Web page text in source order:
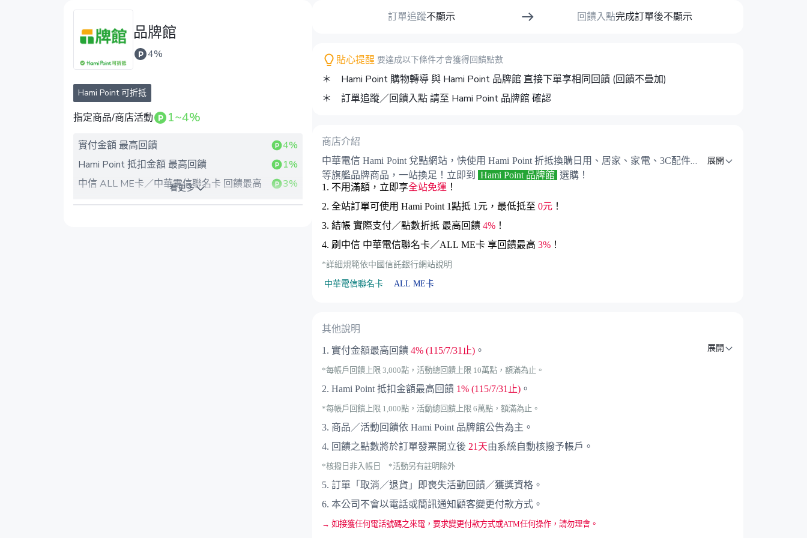
品牌館
4%
Hami Point 可折抵
指定商品/商店活動 1~4%
實付金額 最高回饋
4%
Hami Point 抵扣金額 最高回饋
1%
中信 ALL ME卡／中華電信聯名卡 回饋最高
3%
看更多
訂單追蹤不顯示 回饋入點完成訂單後不顯示
貼心提醒 要達成以下條件才會獲得回饋點數
＊ Hami Point 購物轉導 與 Hami Point 品牌館 直接下單享相同回饋 (回饋不疊加)
＊ 訂單追蹤／回饋入點 請至 Hami Point 品牌館 確認
商店介紹
中華電信 Hami Point 兌點網站，快使用 Hami Point 折抵換購日用、居家、家電、3C配件...
等旗艦品牌商品，一站換足！立即到
Hami Point 品牌館 選購！
1. 不用滿額，立即享全站免運 ！
2. 全站訂單可使用 Hami Point 1點抵 1元，最低抵至 0元 ！
3. 結帳 實際支付／點數折抵 最高回饋 4% ！
4. 刷中信 中華電信聯名卡／ALL ME卡 享回饋最高 3% ！
*詳細規範依中國信託銀行網站說明
中華電信聯名卡 ALL ME卡
展開
其他說明
1. 實付金額最高回饋 4% (115/7/31止) 。
*每帳戶回饋上限 3,000點，活動總回饋上限 10萬點，額滿為止。
2. Hami Point 抵扣金額最高回饋 1% (115/7/31止) 。
*每帳戶回饋上限 1,000點，活動總回饋上限 6萬點，額滿為止。
3. 商品／活動回饋依 Hami Point 品牌館公告為主。
4. 回饋之點數將於訂單發票開立後 21天由系統自動核撥予帳戶。
*核撥日非入帳日 *活動另有註明除外
5. 訂單「取消／退貨」即喪失活動回饋／獲獎資格。
6. 本公司不會以電話或簡訊通知顧客變更付款方式。
→ 如接獲任何電話號碼之來電，要求變更付款方式或ATM任何操作，請勿理會。
展開